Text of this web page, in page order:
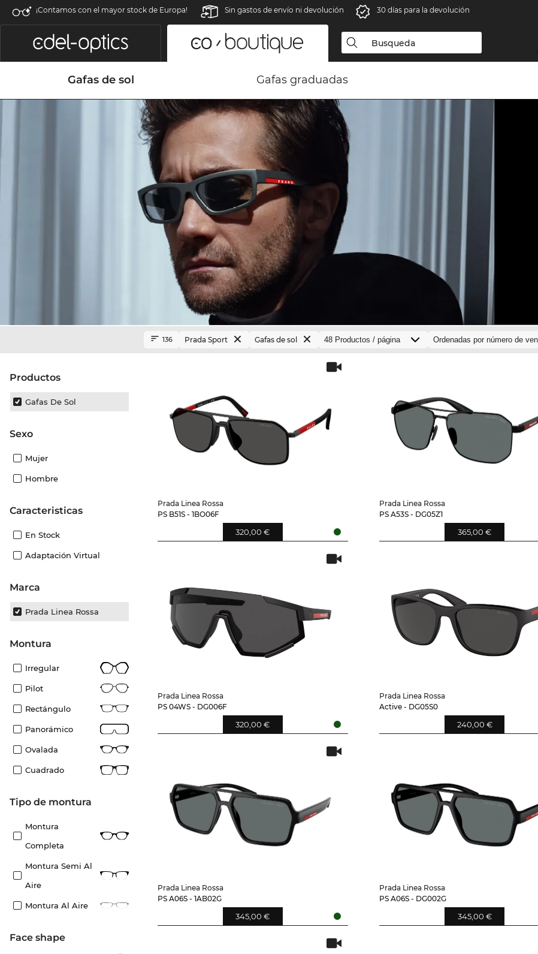
¡Contamos con el mayor stock de Europa! Sin gastos de envío ni devolución 30 días para la devolución
Gafas de sol Gafas graduadas
Productos
Gafas De Sol
Sexo
Mujer
Hombre
Caracteristicas
En Stock
Adaptación Virtual
Marca
Prada Linea Rossa
Montura
Irregular
Pilot
Rectángulo
Panorámico
Ovalada
Cuadrado
Tipo de montura
Montura
Completa
Montura Semi Al
Aire
Montura Al Aire
Face shape
136 Prada Sport Gafas de sol
Prada Linea Rossa
PS B51S - 1BO06F
320,00 €
Prada Linea Rossa
PS A53S - DG05Z1
365,00 €
Prada Linea Rossa
PS 04WS - DG006F
320,00 €
Prada Linea Rossa
Active - DG05S0
240,00 €
Prada Linea Rossa
PS A06S - 1AB02G
345,00 €
Prada Linea Rossa
PS A06S - DG002G
345,00 €